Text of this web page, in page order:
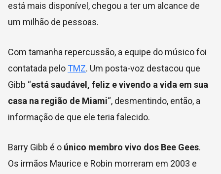
está mais disponível, chegou a ter um alcance de
um milhão de pessoas.
Com tamanha repercussão, a equipe do músico foi
contatada peloTMZ. Um posta-voz destacou que
Gibb “está saudável, feliz e vivendo a vida em sua
casa na região de Miami“, desmentindo, então, a
informação de que ele teria falecido.
Barry Gibb é o único membro vivo dos Bee Gees.
Os irmãos Maurice e Robin morreram em 2003 e